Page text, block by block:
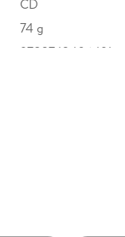
CD
74 g
9783742406491